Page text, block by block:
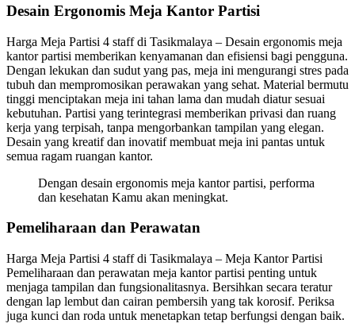
Desain Ergonomis Meja Kantor Partisi
Harga Meja Partisi 4 staff di Tasikmalaya – Desain ergonomis meja
kantor partisi memberikan kenyamanan dan efisiensi bagi pengguna.
Dengan lekukan dan sudut yang pas, meja ini mengurangi stres pada
tubuh dan mempromosikan perawakan yang sehat. Material bermutu
tinggi menciptakan meja ini tahan lama dan mudah diatur sesuai
kebutuhan. Partisi yang terintegrasi memberikan privasi dan ruang
kerja yang terpisah, tanpa mengorbankan tampilan yang elegan.
Desain yang kreatif dan inovatif membuat meja ini pantas untuk
semua ragam ruangan kantor.
Dengan desain ergonomis meja kantor partisi, performa
dan kesehatan Kamu akan meningkat.
Pemeliharaan dan Perawatan
Harga Meja Partisi 4 staff di Tasikmalaya – Meja Kantor Partisi
Pemeliharaan dan perawatan meja kantor partisi penting untuk
menjaga tampilan dan fungsionalitasnya. Bersihkan secara teratur
dengan lap lembut dan cairan pembersih yang tak korosif. Periksa
juga kunci dan roda untuk menetapkan tetap berfungsi dengan baik.